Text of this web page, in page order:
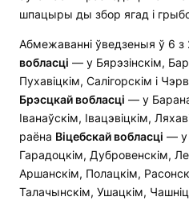
шпацыры ды збор ягад і
Абмежаванні ўведзеныя ў 6 з
вобласці — у Бярэзінскім,
Пухавіцкім, Салігорскім і
Брэсцкай вобласці — у
Іванаўскім, Івацэвіцкім,
раёна Віцебскай вобласці — у
Гарадоцкім, Дубровенскім,
Аршанскім, Полацкім,
Талачынскім, Ушацкім,